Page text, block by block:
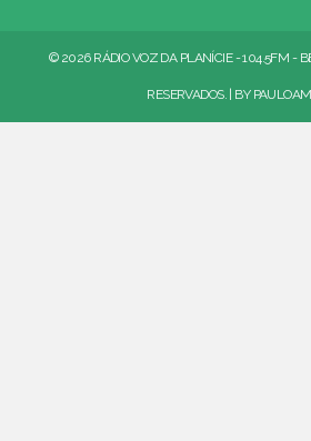
© 2026 RÁDIO VOZ DA PLANÍCIE - 104.5FM -
RESERVADOS. | BY